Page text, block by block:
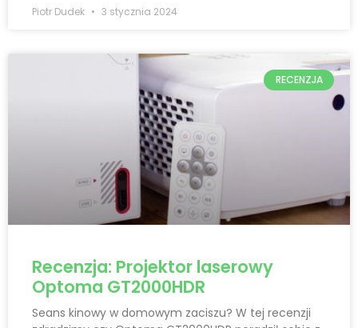
Piotr Dudek 3 stycznia 2024
RECENZJA
Recenzja: Projektor laserowy
Optoma GT2000HDR
Seans kinowy w domowym zaciszu? W tej recenzji